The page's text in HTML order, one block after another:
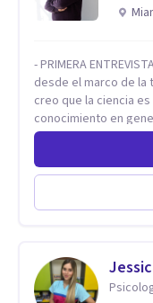
- PRIMERA
desde el marco de la
creo que la ciencia
conocimiento en
interesan los
persona pueda
aceptando y
emocionales.
de ansiedad y del